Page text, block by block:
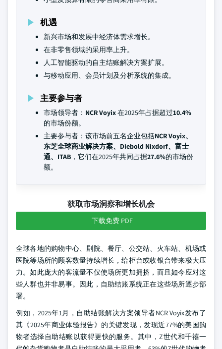
机遇
新兴市场和发展中经济体需求增长。
在非零售领域的采用率上升。
人工智能驱动的自主结账解决方案扩展。
与移动应用、会员计划及分析系统的集成。
主要参与者
市场领导者： NCR Voyix在2025年占据超过10.4%
的市场份额。
主要参与者：该市场前五名企业包括NCR Voyix、
东芝全球商业解决方案、Diebold Nixdorf、富士
通、ITAB ，它们在2025年共同占据27.6%的市场份
额。
获取市场洞察和增长机会
下载免费 PDF
全球各地的购物中心、剧院、餐厅、公交站、火车站、机场或
医院等场所的顾客数量持续增长，给柜台或收银台带来极大压
力。如此庞大的客流量不仅使场所更加拥挤，而且如今应对这
些人群也并非易事。因此，自助结账系统正在这些场所逐步部
署。
例如，2025年1月，自助结账解决方案领导者NCR Voyix发布了
其《2025年商业体验报告》的关键发现，发现近77%的美国购
物者选择自助结账以获得更快的服务。其中，Z世代和千禧一